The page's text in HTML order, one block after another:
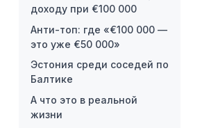
доходу при €100 000
Анти-топ: где «€100 000 —
это уже €50 000»
Эстония среди соседей по
Балтике
А что это в реальной
жизни